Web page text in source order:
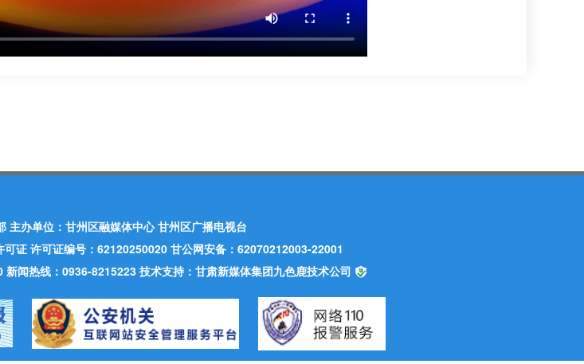
主办单位：甘州区融媒体中心 甘州区广播电视台
证 许可证编号：62120250020 甘公网安备：62070212003-22001
闻热线：0936-8215223 技术支持：甘肃新媒体集团九色鹿技术公司